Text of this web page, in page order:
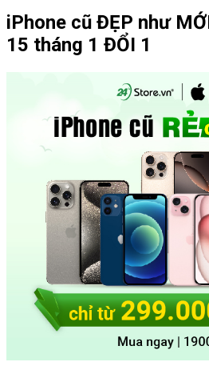
iPhone cũ ĐẸP như
15 tháng 1 ĐỔI 1